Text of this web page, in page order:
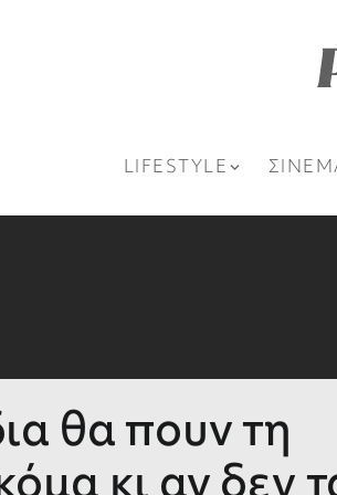
LIFESTYLE
θα πουν τη
κι αν δεν